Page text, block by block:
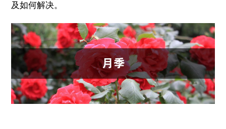
及如何解决。